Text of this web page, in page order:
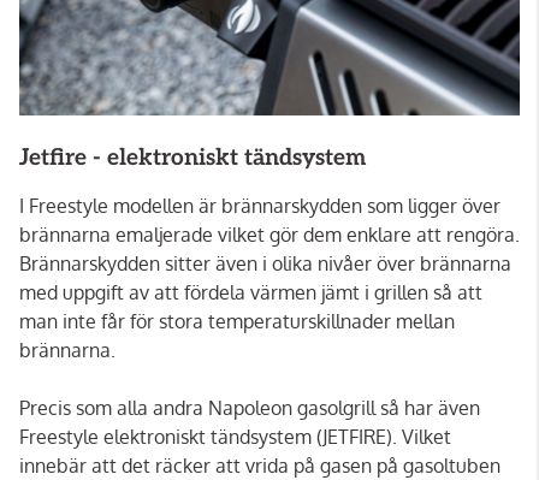
Jetfire - elektroniskt tändsystem
I Freestyle modellen är brännarskydden som ligger över
brännarna emaljerade vilket gör dem enklare att rengöra.
Brännarskydden sitter även i olika nivåer över brännarna
med uppgift av att fördela värmen jämt i grillen så att
man inte får för stora temperaturskillnader mellan
brännarna.
Precis som alla andra Napoleon gasolgrill så har även
Freestyle elektroniskt tändsystem (JETFIRE). Vilket
innebär att det räcker att vrida på gasen på gasoltuben